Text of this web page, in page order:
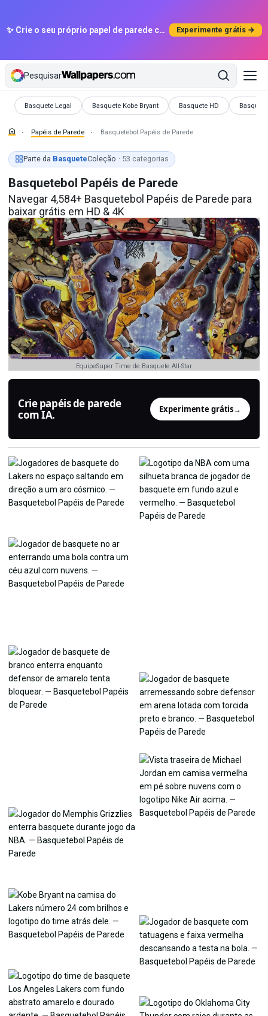
✨ Crie o seu próprio papel de parede com IA Experimente grátis →
Pesquisar
Basquete Legal
Papéis de Parede Basquete Kobe Bryant
Papéis de Parede Basquete HD
Papéis de Parede Papéis
Papéis de Parede Basquetebol Papéis de Parede
Parte da BasqueteColeção · 53 categorias
Basquetebol Papéis de Parede
Navegar 4,584+ Basquetebol Papéis de Parede para
baixar grátis em HD & 4K
EquipeSuper Time de Basquete All-Star
Crie papéis de parede
com IA.
Experimente grátis→